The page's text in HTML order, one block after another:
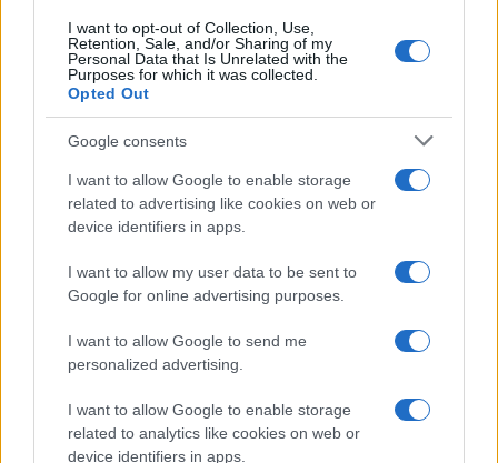
I want to opt-out of Collection, Use,
Retention, Sale, and/or Sharing of my
Personal Data that Is Unrelated with the
Purposes for which it was collected.
Opted Out
Google consents
I want to allow Google to enable storage
related to advertising like cookies on web or
device identifiers in apps.
I want to allow my user data to be sent to
Google for online advertising purposes.
I want to allow Google to send me
personalized advertising.
I want to allow Google to enable storage
related to analytics like cookies on web or
device identifiers in apps.
CHI
SIAMO
PARTNERSHIP E
ACCREDITAMENTI
© 2026 - VOLOSCONTATO CONSIGLI E DIARI DI VIAGGIO - P.IVA
04827280654 – TESTATA REGISTRATA AL TRIBUNALE DI NOCERA